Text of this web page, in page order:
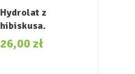
Hydrolat z
hibiskusa.
26,00 zł